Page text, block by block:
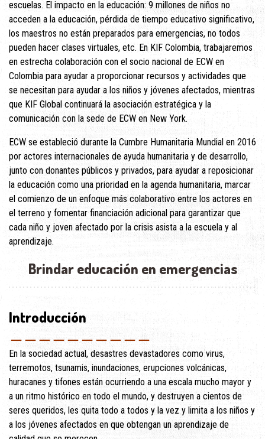
escuelas. El impacto en la educación: 9 millones de niños no
acceden a la educación, pérdida de tiempo educativo significativo,
los maestros no están preparados para emergencias, no todos
pueden hacer clases virtuales, etc. En KIF Colombia, trabajaremos
en estrecha colaboración con el socio nacional de ECW en
Colombia para ayudar a proporcionar recursos y actividades que
se necesitan para ayudar a los niños y jóvenes afectados, mientras
que KIF Global continuará la asociación estratégica y la
comunicación con la sede de ECW en New York.
ECW se estableció durante la Cumbre Humanitaria Mundial en 2016
por actores internacionales de ayuda humanitaria y de desarrollo,
junto con donantes públicos y privados, para ayudar a reposicionar
la educación como una prioridad en la agenda humanitaria, marcar
el comienzo de un enfoque más colaborativo entre los actores en
el terreno y fomentar financiación adicional para garantizar que
cada niño y joven afectado por la crisis asista a la escuela y al
aprendizaje.
Brindar educación en emergencias
Introducción
＿＿＿＿＿＿＿＿＿＿
En la sociedad actual, desastres devastadores como virus,
terremotos, tsunamis, inundaciones, erupciones volcánicas,
huracanes y tifones están ocurriendo a una escala mucho mayor y
a un ritmo histórico en todo el mundo, y destruyen a cientos de
seres queridos, les quita todo a todos y la vez y limita a los niños y
a los jóvenes afectados en que obtengan un aprendizaje de